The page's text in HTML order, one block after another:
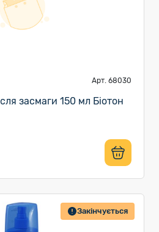
Арт. 68030
засмаги 150 мл Біотон
Закінчується